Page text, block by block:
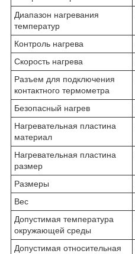
Диапазон нагревания
температур
Контроль нагрева
Скорость нагрева
Разъем для подключения
контактного термометра
Безопасный нагрев
Нагревательная пластина
материал
Нагревательная пластина
размер
Размеры
Вес
Допустимая температура
окружающей среды
Допустимая относительная